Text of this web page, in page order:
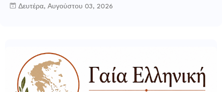
Δευτέρα, Αυγούστου 03, 2026